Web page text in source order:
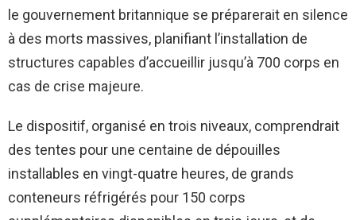
le gouvernement britannique se préparerait en silence
à des morts massives, planifiant l’installation de
structures capables d’accueillir jusqu’à 700 corps en
cas de crise majeure.
Le dispositif, organisé en trois niveaux, comprendrait
des tentes pour une centaine de dépouilles
installables en vingt-quatre heures, de grands
conteneurs réfrigérés pour 150 corps